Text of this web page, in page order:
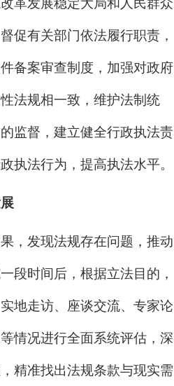
促有关部门依法履行职责，
备案审查制度，加强对政府
法规相一致，维护法制统
监督，建立健全行政执法责
执法行为，提高执法水平。
，发现法规存在问题，推动
段时间后，根据立法目的，
地走访、座谈交流、专家论
情况进行全面系统评估，深
精准找出法规条款与现实需